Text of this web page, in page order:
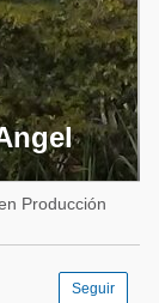
Producción
Seguir